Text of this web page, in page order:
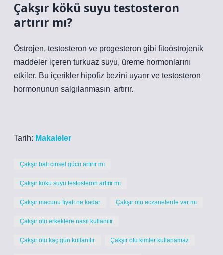
Çakşır kökü suyu testosteron
artırır mı?
Östrojen, testosteron ve progesteron gibi fitoöstrojenik
maddeler içeren turkuaz suyu, üreme hormonlarını
etkiler. Bu içerikler hipofiz bezini uyarır ve testosteron
hormonunun salgılanmasını artırır.
Tarih: Makaleler
Çakşır balı cinsel gücü artırır mı
Çakşır kökü suyu testosteron artırır mı
Çakşır macunu fiyatı ne kadar Çakşır otu eczanelerde var mı
Çakşır otu erkeklere nasıl kullanılır
Çakşır otu kaç gün kullanılır Çakşır otu kimler kullanamaz